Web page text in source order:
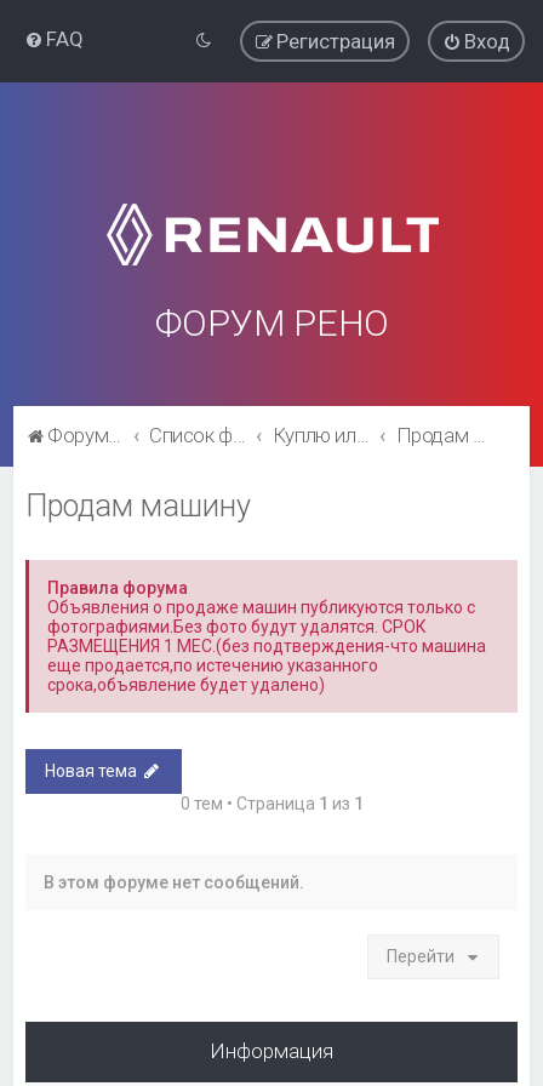
FAQ Вход
Регистрация
ФОРУМ РЕНО
Форум Рено Список форумов Куплю или продам машину Продам машину
Продам машину
Правила форума
Объявления о продаже машин публикуются только с
фотографиями.Без фото будут удалятся. СРОК
РАЗМЕЩЕНИЯ 1 МЕС.(без подтверждения-что машина
еще продается,по истечению указанного
срока,объявление будет удалено)
Новая тема
0 тем • Страница 1 из 1
В этом форуме нет сообщений.
Перейти
Информация